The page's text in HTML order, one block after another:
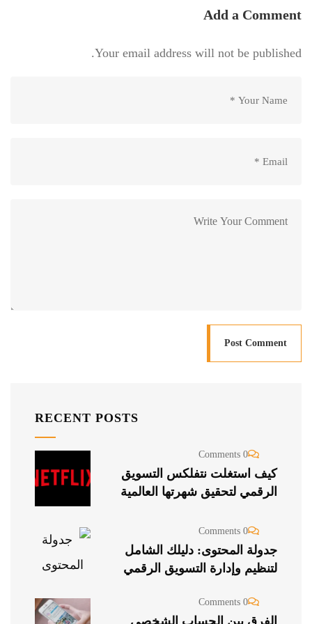
Add a Comment
Your email address will not be published.
RECENT POSTS
0 Comments
كيف استغلت نتفلكس التسويق
الرقمي لتحقيق شهرتها العالمية
0 Comments
جدولة المحتوى: دليلك الشامل
لتنظيم وإدارة التسويق الرقمي
0 Comments
الفرق بين الحساب الشخصي